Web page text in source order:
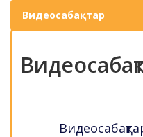
Видеосабақтар